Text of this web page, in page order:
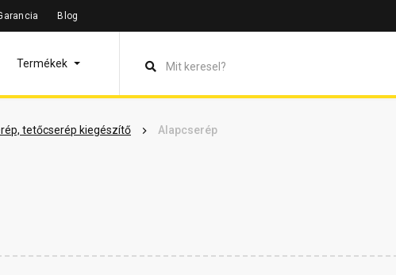
Blog
Termékek
tetőcserép kiegészítő Alapcserép